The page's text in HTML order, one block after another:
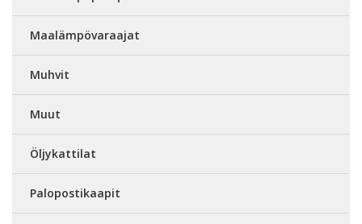
Maalämpövaraajat
Muhvit
Muut
Öljykattilat
Palopostikaapit